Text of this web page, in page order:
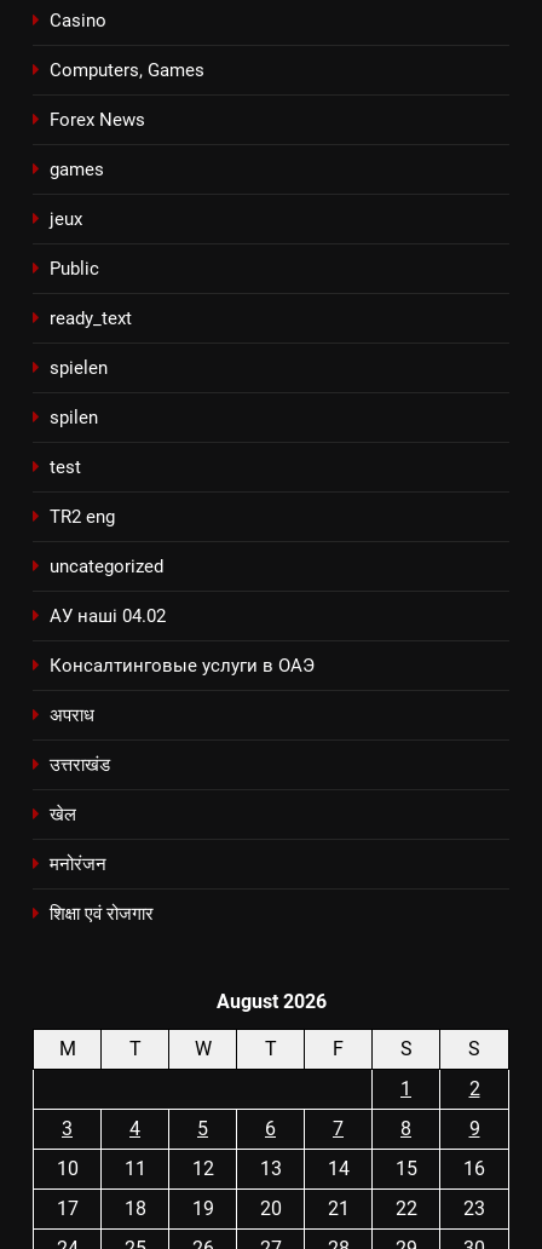
Casino
Computers, Games
Forex News
games
jeux
Public
ready_text
spielen
spilen
test
TR2 eng
uncategorized
АУ наші 04.02
Консалтинговые услуги в ОАЭ
अपराध
उत्तराखंड
खेल
मनोरंजन
शिक्षा एवं रोजगार
August 2026
M T W T F S
S
1
2
3
4 5 6 7 8
9
10
11 12 13 14 15
16
17
18 19 20 21 22
23